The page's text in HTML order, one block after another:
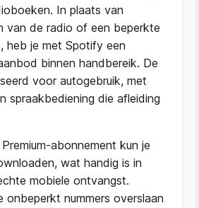
In plaats van
van de radio of een beperkte
heb je met Spotify een
binnen handbereik. De
voor autogebruik, met
spraakbediening die afleiding
abonnement kun je
wat handig is in
mobiele ontvangst.
onbeperkt nummers overslaan